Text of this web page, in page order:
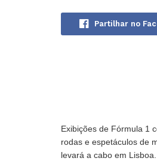
Partilhar no
Exibições de Fórmula 1
rodas e espetáculos de
levará a cabo em Lisboa.